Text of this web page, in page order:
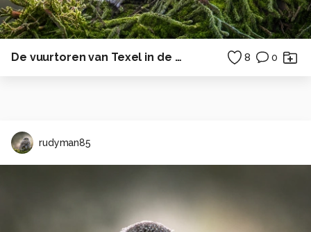
De vuurtoren van Texel in de ochtendzon 8 0
rudyman85